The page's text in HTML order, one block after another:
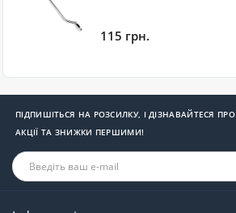
115 грн.
ПІДПИШІТЬСЯ НА РОЗСИЛКУ, І ДІЗНАВАЙТЕСЯ ПРО
АКЦІЇ ТА ЗНИЖКИ ПЕРШИМИ!